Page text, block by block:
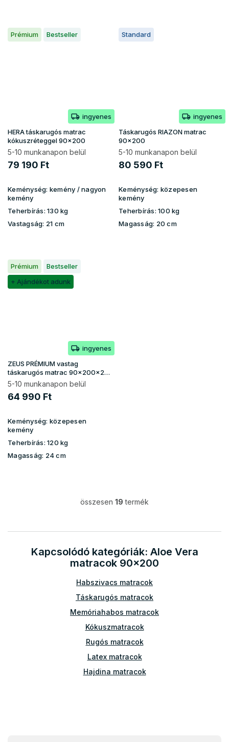
Prémium Bestseller
ingyenes
HERA táskarugós matrac
kókuszréteggel 90x200
5-10 munkanapon belül
79 190 Ft
Keménység: kemény / nagyon
kemény
Teherbírás: 130 kg
Vastagság: 21 cm
Standard
ingyenes
Táskarugós RIAZON matrac
90x200
5-10 munkanapon belül
80 590 Ft
Keménység: közepesen
kemény
Teherbírás: 100 kg
Magasság: 20 cm
Prémium
Bestseller
+ Ajándékot adunk
ingyenes
ZEUS PRÉMIUM vastag
táskarugós matrac 90x200x24
- Aloe Vera huzat
5-10 munkanapon belül
64 990 Ft
Keménység: közepesen
kemény
Teherbírás: 120 kg
Magasság: 24 cm
L
t
i
r
n
y
í
t
s
e
e
m
összesen 19 termék
Kapcsolódó kategóriák: Aloe Vera
matracok 90x200
Habszivacs matracok
Táskarugós matracok
Memóriahabos matracok
Kókuszmatracok
Rugós matracok
Latex matracok
Hajdina matracok